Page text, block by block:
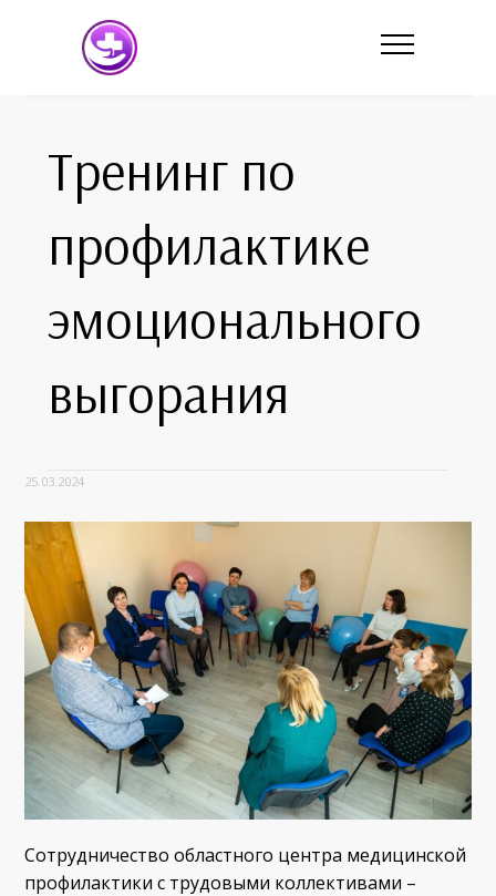
Тренинг по
профилактике
эмоционального
выгорания
25.03.2024
Сотрудничество областного центра медицинской
профилактики с трудовыми коллективами –